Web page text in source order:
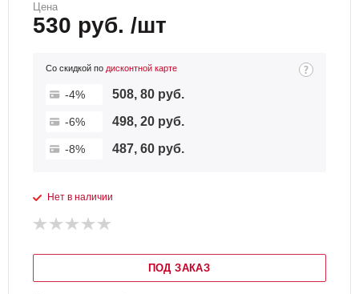
Цена
530 руб. /шт
Со скидкой по дисконтной карте
-4% 508, 80 руб.
-6% 498, 20 руб.
-8% 487, 60 руб.
Нет в наличии
ПОД ЗАКАЗ